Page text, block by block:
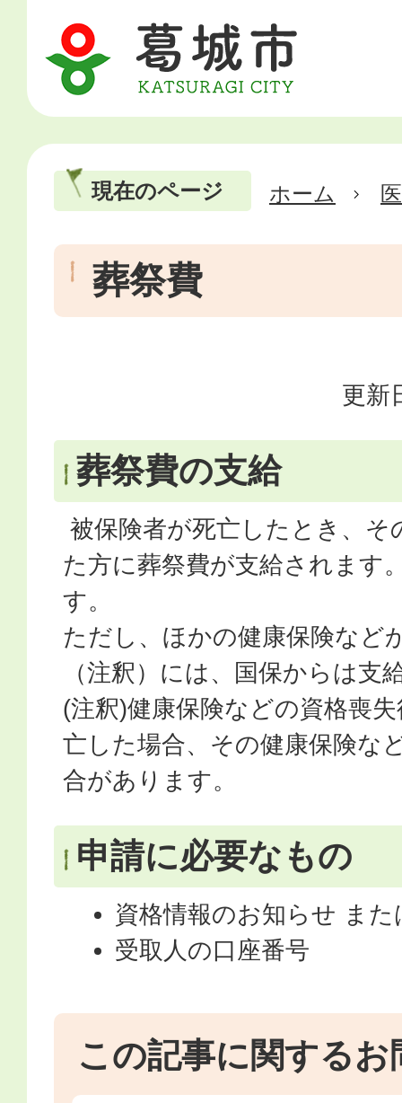
現在のページ ホーム
葬祭費
更新
葬祭費の支給
被保険者が死亡したとき、そ
た方に葬祭費が支給されます
す。
ただし、ほかの健康保険など
（注釈）には、国保からは支
(注釈)健康保険などの資格喪
亡した場合、その健康保険な
合があります。
申請に必要なもの
資格情報のお知らせ また
受取人の口座番号
この記事に関するお